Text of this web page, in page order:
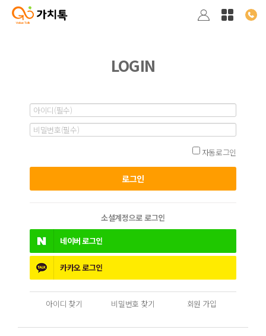
LOGIN
자동로그인
소셜계정으로 로그인
네이버로그인
카카오로그인
아이디 찾기 비밀번호 찾기 회원 가입